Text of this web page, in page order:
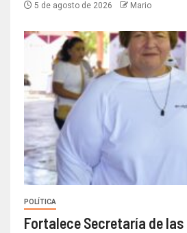
5 de agosto de 2026 Mario
POLÍTICA
Fortalece Secretaría de las